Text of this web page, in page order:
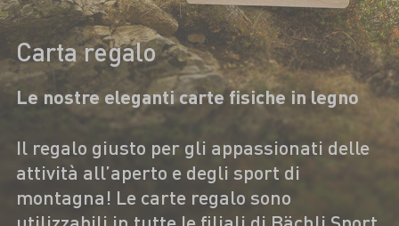
Carta regalo
Le nostre eleganti carte fisiche in legno
Il regalo giusto per gli appassionati delle
attività all’aperto e degli sport di
montagna! Le carte regalo sono